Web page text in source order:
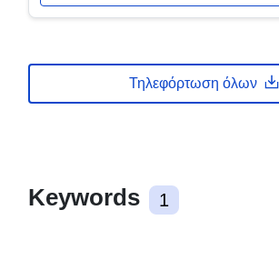
Τηλεφόρτωση όλων
Keywords 1